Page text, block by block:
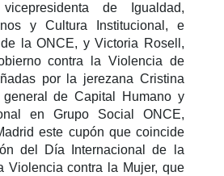
de Igualdad,
y Cultura Institucional, e
la ONCE, y Victoria Rosell,
contra la Violencia de
por la jerezana Cristina
general de Capital Humano y
en Grupo Social ONCE,
este cupón que coincide
del Día Internacional de la
Violencia contra la Mujer, que